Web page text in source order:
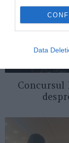
Data
Concursul